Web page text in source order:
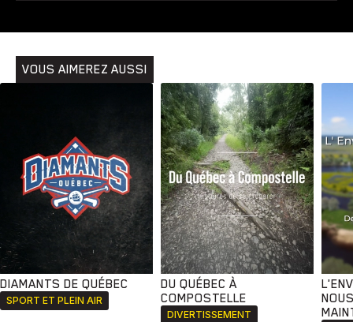
VOUS AIMEREZ AUSSI
DIAMANTS DE QUÉBEC
SPORT ET PLEIN AIR
DU QUÉBEC À
COMPOSTELLE
DIVERTISSEMENT